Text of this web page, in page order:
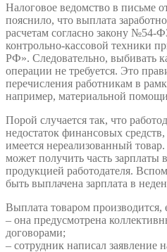
Налоговое ведомство в письме
пояснило, что выплата
расчетам согласно закону
контрольно-кассовой техники
РФ». Следовательно, выбивать
операции не требуется. Это
перечисления работникам в
например, материальной
Порой случается так, что
недостаток финансовых
имеется нереализованный
может получить часть
продукцией работодателя.
быть выплачена зарплата в
Выплата товаром производится,
– она предусмотрена
договорами;
– сотрудник написал заявление